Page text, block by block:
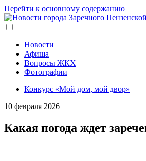
Перейти к основному содержанию
Новости
Афиша
Вопросы ЖКХ
Фотографии
Конкурс «Мой дом, мой двор»
10 февраля 2026
Какая погода ждет